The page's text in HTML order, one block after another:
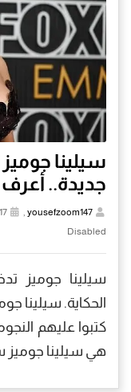
سيلينا
جديدة.. أعرف
yousefzoom147
,
Disabled
سيلينا جوميز
الحكاية. سيلينا
كتبوا عليهم
هي سيلينا جوميز